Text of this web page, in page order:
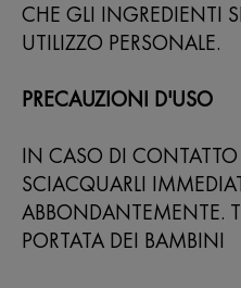
CHE GLI INGREDIENTI
UTILIZZO PERSONALE.
PRECAUZIONI D'USO
IN CASO DI
SCIACQUARLI
ABBONDANTEMENTE.
PORTATA DEI BAMBINI